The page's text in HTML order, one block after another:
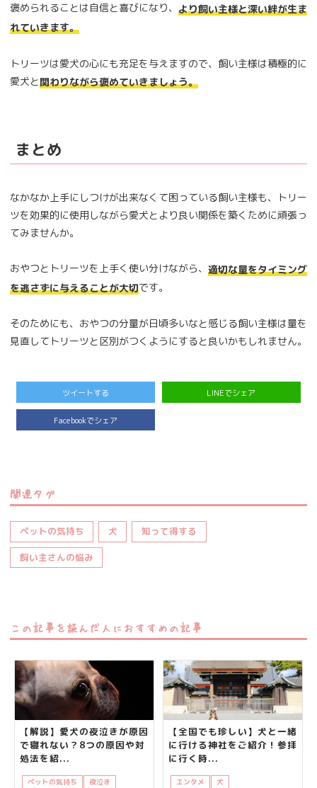
褒められることは自信と喜びになり、 より飼い主様と深い絆が生ま
れていきます。
トリーツは愛犬の心にも充足を与えますので、飼い主様は積極的に
愛犬と関わりながら褒めていきましょう。
まとめ
なかなか上手にしつけが出来なくて困っている飼い主様も、トリー
ツを効果的に使用しながら愛犬とより良い関係を築くために頑張っ
てみませんか。
おやつとトリーツを上手く使い分けながら、 適切な量をタイミング
を逃さずに与えることが大切です。
そのためにも、おやつの分量が日頃多いなと感じる飼い主様は量を
見直してトリーツと区別がつくようにすると良いかもしれません。
ツイートする LINEでシェア
Facebookでシェア
関連タグ
ペットの気持ち 犬 知って得する
飼い主さんの悩み
この記事を読んだ人におすすめの記事
【解説】愛犬の夜泣きが原因
で寝れない？8つの原因や対
処法を紹...
ペットの気持ち 夜泣き 飼い主さんの悩み
【全国でも珍しい】犬と一緒
に行ける神社をご紹介！参拝
に行く時...
エンタメ 犬